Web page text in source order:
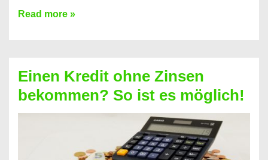
Ist
Festvertrag
für
jeden
Read more »
Einen Kredit ohne Zinsen
bekommen? So ist es möglich!